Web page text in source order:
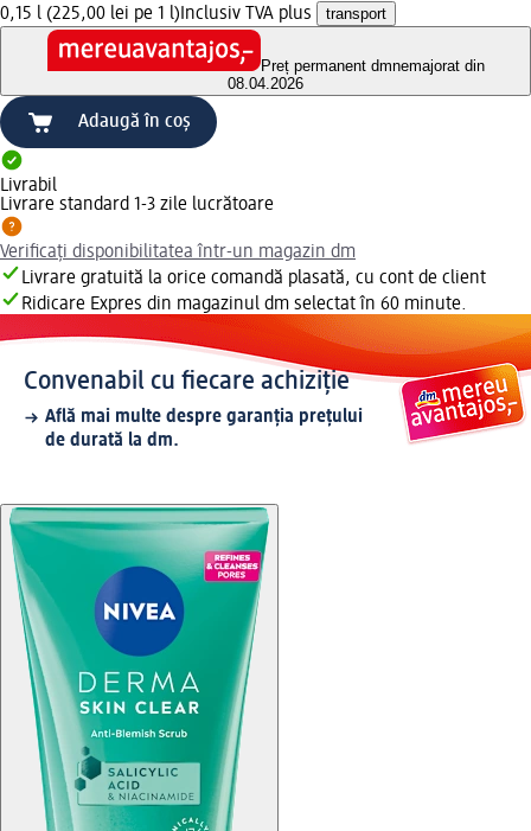
0,15 l (225,00 lei pe 1 l) Inclusiv TVA plus transport
Preț permanent dmnemajorat din
08.04.2026
Adaugă în coș
Livrabil
Livrare standard 1-3 zile lucrătoare
Verificați disponibilitatea într-un magazin dm
Livrare gratuită la orice comandă plasată, cu cont de client
Ridicare Expres din magazinul dm selectat în 60 minute.
Convenabil cu fiecare achiziție
Află mai multe despre garanția prețului
de durată la dm.